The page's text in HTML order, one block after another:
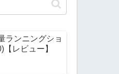
ランニングショ
【レビュー】